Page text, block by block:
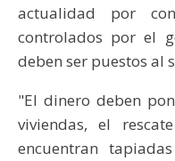
actualidad por
controlados por el
deben ser puestos al
"El dinero deben
viviendas, el
encuentran